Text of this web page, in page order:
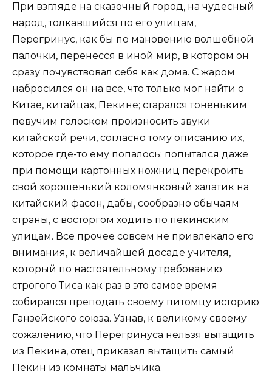
При взгляде на сказочный город, на чудесный
народ, толкавшийся по его улицам,
Перегринус, как бы по мановению волшебной
палочки, перенесся в иной мир, в котором он
сразу почувствовал себя как дома. С жаром
набросился он на все, что только мог найти о
Китае, китайцах, Пекине; старался тоненьким
певучим голоском произносить звуки
китайской речи, согласно тому описанию их,
которое где-то ему попалось; попытался даже
при помощи картонных ножниц перекроить
свой хорошенький коломянковый халатик на
китайский фасон, дабы, сообразно обычаям
страны, с восторгом ходить по пекинским
улицам. Все прочее совсем не привлекало его
внимания, к величайшей досаде учителя,
который по настоятельному требованию
строгого Тиса как раз в это самое время
собирался преподать своему питомцу историю
Ганзейского союза. Узнав, к великому своему
сожалению, что Перегринуса нельзя вытащить
из Пекина, отец приказал вытащить самый
Пекин из комнаты мальчика.